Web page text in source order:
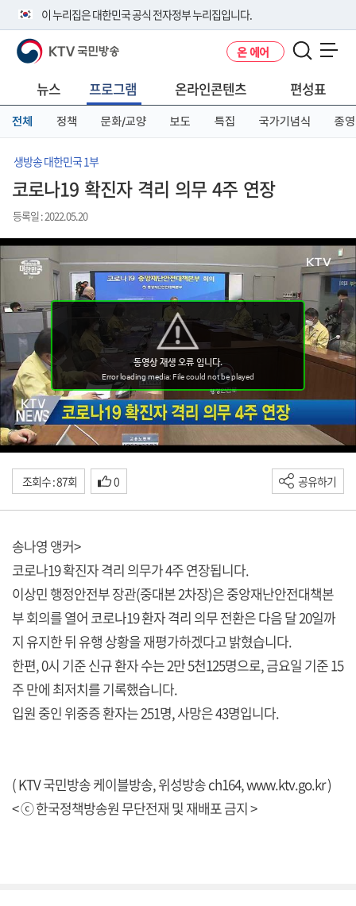
이 누리집은 대한민국 공식 전자정부 누리집입니다.
공식 누리집 주소 확인하기
니다.
이밖에 or.kr 또는 .kr등 다른 도메인 주소를 사용하고 있다면 아래 URL에
서 도메인 주소를 확인해 보세요
KTV 국민방송 온 에어
뉴스 프로그램 온라인콘텐츠 편성표
전체 정책 문화/교양 보도 특집 국가기념식 종영
생방송 대한민국 1부
코로나19 확진자 격리 의무 4주 연장
등록일 : 2022.05.20
조회수 : 87회 0 공유하기
송나영 앵커>
코로나19 확진자 격리 의무가 4주 연장됩니다.
이상민 행정안전부 장관(중대본 2차장)은 중앙재난안전대책본
부 회의를 열어 코로나19 환자 격리 의무 전환은 다음 달 20일까
지 유지한 뒤 유행 상황을 재평가하겠다고 밝혔습니다.
한편, 0시 기준 신규 환자 수는 2만 5천125명으로, 금요일 기준 15
주 만에 최저치를 기록했습니다.
입원 중인 위중증 환자는 251명, 사망은 43명입니다.
( KTV 국민방송 케이블방송, 위성방송 ch164,www.ktv.go.kr)
< ⓒ 한국정책방송원 무단전재 및 재배포 금지 >